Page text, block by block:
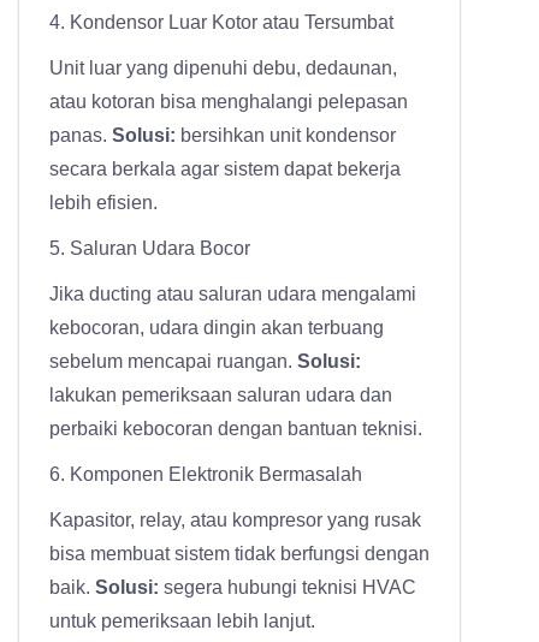
4. Kondensor Luar Kotor atau Tersumbat
Unit luar yang dipenuhi debu, dedaunan,
atau kotoran bisa menghalangi pelepasan
panas. Solusi: bersihkan unit kondensor
secara berkala agar sistem dapat bekerja
lebih efisien.
5. Saluran Udara Bocor
Jika ducting atau saluran udara mengalami
kebocoran, udara dingin akan terbuang
sebelum mencapai ruangan. Solusi:
lakukan pemeriksaan saluran udara dan
perbaiki kebocoran dengan bantuan teknisi.
6. Komponen Elektronik Bermasalah
Kapasitor, relay, atau kompresor yang rusak
bisa membuat sistem tidak berfungsi dengan
baik. Solusi: segera hubungi teknisi HVAC
untuk pemeriksaan lebih lanjut.